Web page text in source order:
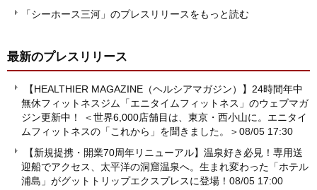
「シーホース三河」のプレスリリースをもっと読む
最新のプレスリリース
【HEALTHIER MAGAZINE（ヘルシアマガジン）】24時間年中
無休フィットネスジム「エニタイムフィットネス」のウェブマガ
ジン更新中！ ＜世界6,000店舗目は、東京・西小山に。エニタイ
ムフィットネスの「これから」を聞きました。＞08/05 17:30
【新規提携・開業70周年リニューアル】温泉好き必見！専用送
迎船でアクセス、太平洋の洞窟温泉へ。生まれ変わった「ホテル
浦島」がグットトリップエクスプレスに登場！ 08/05 17:00